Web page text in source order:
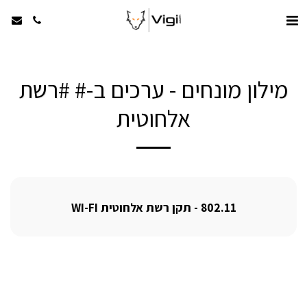
מילון מונחים - ערכים ב-# #רשת
אלחוטית
802.11 - תקן רשת אלחוטית WI-FI